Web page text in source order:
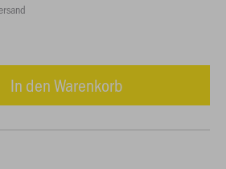
In den Warenkorb